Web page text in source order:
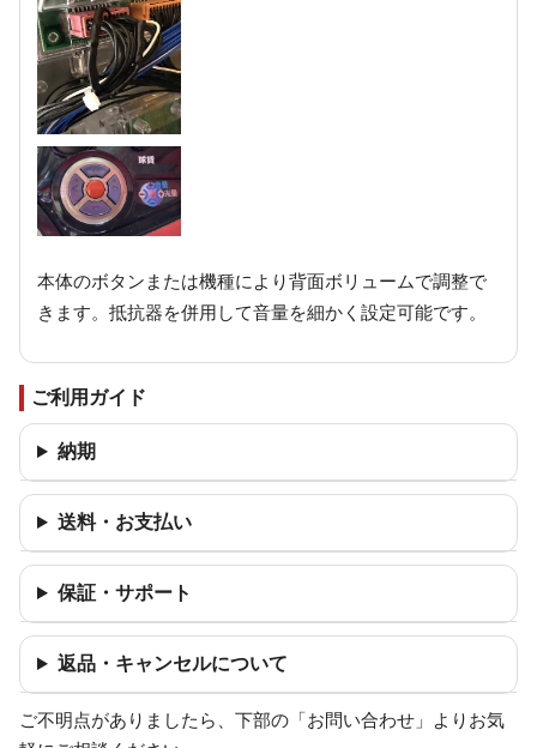
本体のボタンまたは機種により背面ボリュームで調整で
きます。抵抗器を併用して音量を細かく設定可能です。
ご利用ガイド
納期
送料・お支払い
保証・サポート
返品・キャンセルについて
ご不明点がありましたら、下部の「お問い合わせ」よりお気